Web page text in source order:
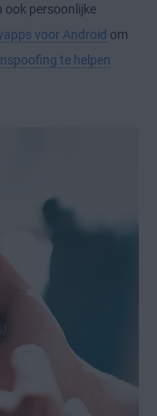
ook persoonlijke
voor Android om
te helpen